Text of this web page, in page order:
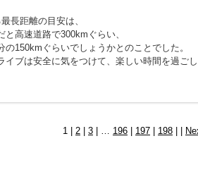
長距離の目安は、
と高速道路で300kmぐらい、
の150kmぐらいでしょうかとのことでした。
イブは安全に気をつけて、楽しい時間を過ご
1 | 2 3 | … 196 197 198